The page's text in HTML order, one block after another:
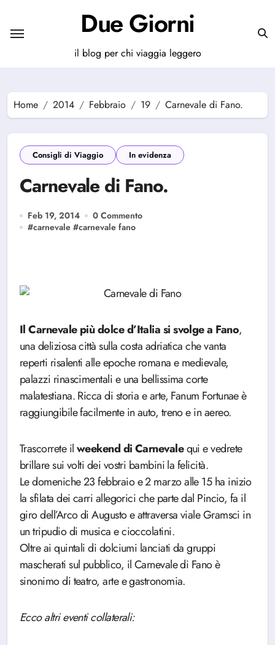
contenuto
Due Giorni
il blog per chi viaggia leggero
Home 2014 Febbraio 19 Carnevale di Fano.
Consigli di Viaggio In evidenza
Carnevale di Fano.
Feb 19, 2014
0 Commento
#carnevale #carnevale fano
Il Carnevale più dolce d’Italia si svolge a Fano,
una deliziosa città sulla costa adriatica che vanta
reperti risalenti alle epoche romana e medievale,
palazzi rinascimentali e una bellissima corte
malatestiana. Ricca di storia e arte, Fanum Fortunae è
raggiungibile facilmente in auto, treno e in aereo.
Trascorrete ilweekend di Carnevalequi e vedrete
brillare sui volti dei vostri bambini la felicità.
Le domeniche 23 febbraio e 2 marzo alle 15 ha inizio
la sfilata dei carri allegorici che parte dal Pincio, fa il
giro dell’Arco di Augusto e attraversa viale Gramsci in
un tripudio di musica e cioccolatini.
Oltre ai quintali di dolciumi lanciati da gruppi
mascherati sul pubblico, il Carnevale di Fano è
sinonimo di teatro, arte e gastronomia.
Ecco altri eventi collaterali: